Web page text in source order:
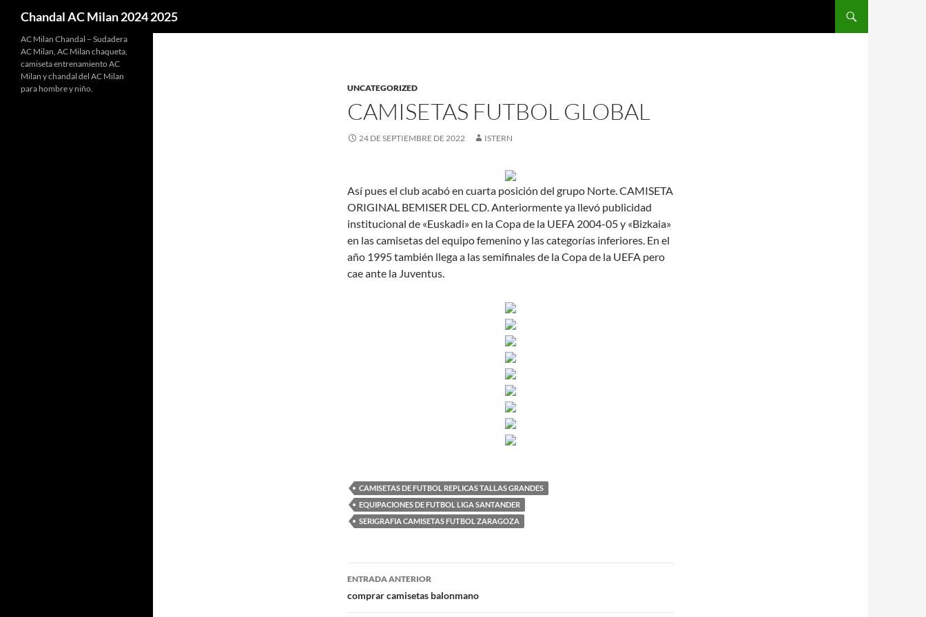
Chandal AC Milan 2024 2025
UNCATEGORIZED
CAMISETAS FUTBOL GLOBAL
24 DE SEPTIEMBRE DE 2022 ISTERN
Así pues el club acabó en cuarta posición del grupo Norte. CAMISETA
ORIGINAL BEMISER DEL CD. Anteriormente ya llevó publicidad
institucional de «Euskadi» en la Copa de la UEFA 2004-05 y «Bizkaia»
en las camisetas del equipo femenino y las categorías inferiores. En el
año 1995 también llega a las semifinales de la Copa de la UEFA pero
cae ante la Juventus.
CAMISETAS DE FUTBOL REPLICAS TALLAS GRANDES
EQUIPACIONES DE FUTBOL LIGA SANTANDER
SERIGRAFIA CAMISETAS FUTBOL ZARAGOZA
Navegación
de
ENTRADA ANTERIOR
comprar camisetas balonmano
AC Milan Chandal – Sudadera
AC Milan, AC Milan chaqueta,
camiseta entrenamiento AC
Milan y chandal del AC Milan
para hombre y niño.